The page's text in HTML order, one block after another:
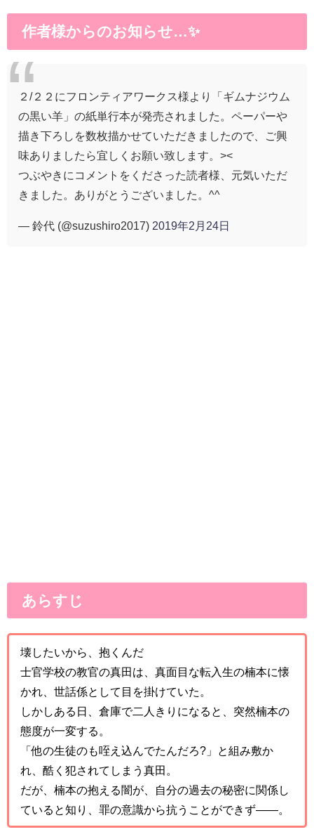
作者様からのお知らせ…✨
２/２２にフロンティアワークス様より「ギムナジウム
の黒い羊」の紙単行本が発売されました。ペーパーや
描き下ろしを数枚描かせていただきましたので、ご興
味ありましたら宜しくお願い致します。><
つぶやきにコメントをくださった読者様、元気いただ
きました。ありがとうございました。^^
— 鈴代 (@suzushiro2017) 2019年2月24日
あらすじ
壊したいから、抱くんだ
士官学校の教官の真田は、真面目な転入生の楠本に懐
かれ、世話係として目を掛けていた。
しかしある日、倉庫で二人きりになると、突然楠本の
態度が一変する。
「他の生徒のも咥え込んでたんだろ?」と組み敷か
れ、酷く犯されてしまう真田。
だが、楠本の抱える闇が、自分の過去の秘密に関係し
ていると知り、罪の意識から抗うことができず――。